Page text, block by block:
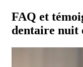
FAQ et
dentaire nuit